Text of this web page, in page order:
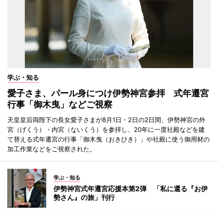
学ぶ・知る
愛子さま、パール身につけ伊勢神宮参拝 式年遷宮
行事「御木曳」などご視察
天皇皇后両陛下の長女愛子さまが8月1日・2日の2日間、伊勢神宮の外
宮（げくう）・内宮（ないくう）を参拝し、20年に一度社殿などを建
て替える式年遷宮の行事「御木曳（おきひき）」や社殿に使う御用材の
加工作業などをご視察された。
学ぶ・知る
伊勢神宮式年遷宮応援本第2弾 「私に還る『お伊
勢さん』の旅」刊行